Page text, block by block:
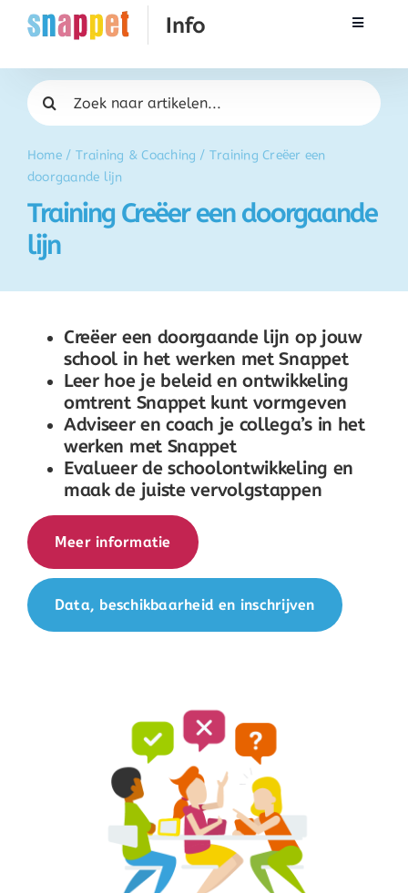
naar
Toggle
Rekenen
Taal & Spelling
Werken met Snappet
Training
Home/ Training & Coaching / Training Creëer een
doorgaande lijn
Training Creëer een doorgaande
lijn
Zoeken
naar:
Creëer een doorgaande lijn op jouw
school in het werken met Snappet
Leer hoe je beleid en ontwikkeling
omtrent Snappet kunt vormgeven
Adviseer en coach je collega’s in het
werken met Snappet
Evalueer de schoolontwikkeling en
maak de juiste vervolgstappen
Meer informatie
Data, beschikbaarheid en inschrijven